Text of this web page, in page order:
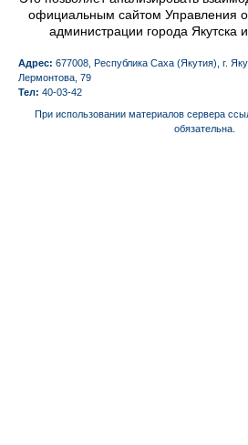
официальным сайтом Управления
администрации города Якутска
Адрес: 677008, Республика Саха (Якутия), г.
Лермонтова, 79
Тел: 40-03-42
При использовании материалов сервера
обязательна.